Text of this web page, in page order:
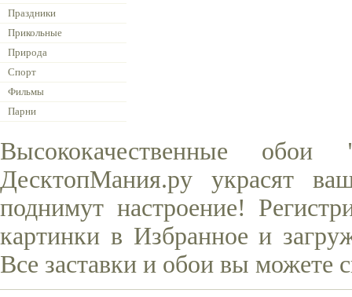
Праздники
Прикольные
Природа
Спорт
Фильмы
Парни
Высококачественные
ДесктопМания.ру украсят
поднимут настроение!
картинки в Избранное и
Все заставки и обои вы можете